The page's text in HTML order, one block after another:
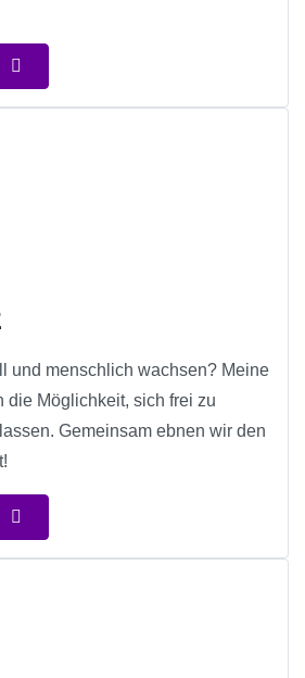
und menschlich wachsen? Meine
die Möglichkeit, sich frei zu
Gemeinsam ebnen wir den